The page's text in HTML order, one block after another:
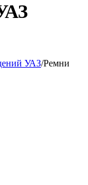
УАЗ/Ремни